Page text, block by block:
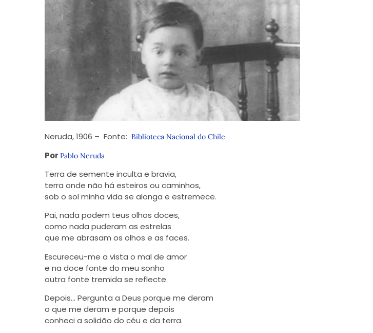
Neruda, 1906 – Fonte: Biblioteca Nacional do Chile
Por Pablo Neruda
Terra de semente inculta e bravia,
terra onde não há esteiros ou caminhos,
sob o sol minha vida se alonga e estremece.
Pai, nada podem teus olhos doces,
como nada puderam as estrelas
que me abrasam os olhos e as faces.
Escureceu-me a vista o mal de amor
e na doce fonte do meu sonho
outra fonte tremida se reflecte.
Depois… Pergunta a Deus porque me deram
o que me deram e porque depois
conheci a solidão do céu e da terra.